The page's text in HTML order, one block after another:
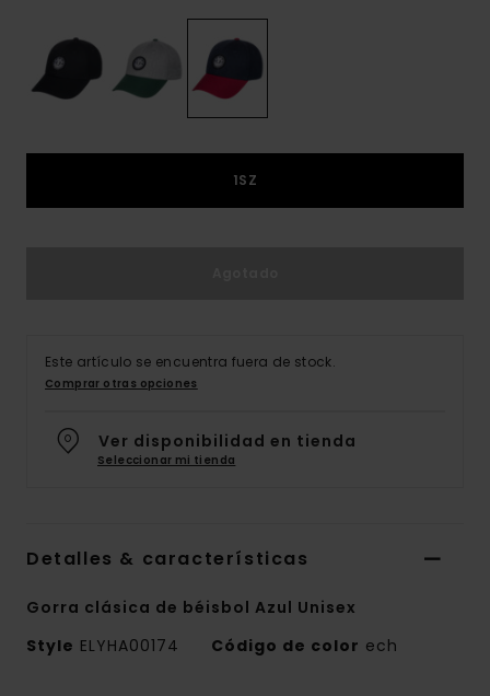
1SZ
Este artículo se encuentra fuera de stock.
Comprar otras opciones
Ver disponibilidad en tienda
Seleccionar mi tienda
Detalles & características
Gorra clásica de béisbol Azul Unisex
Style ELYHA00174 Código de color ech